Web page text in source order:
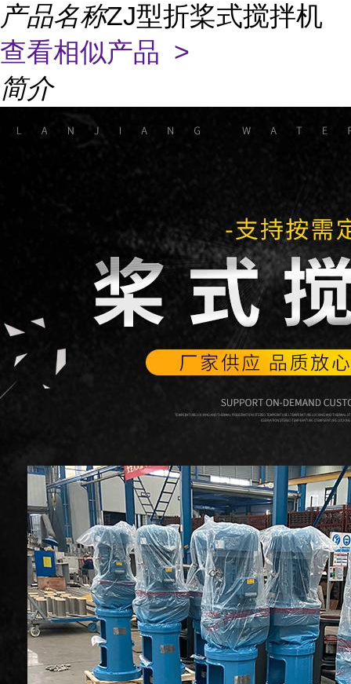
产品名称ZJ型折桨式搅拌机
查看相似产品 >
简介